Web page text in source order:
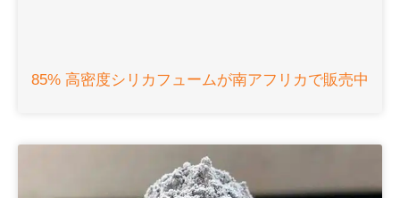
85% 高密度シリカフュームが南アフリカで販売中